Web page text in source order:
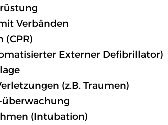
Verbänden
(CPR)
Externer Defibrillator)
(z.B. Traumen)
(Intubation)